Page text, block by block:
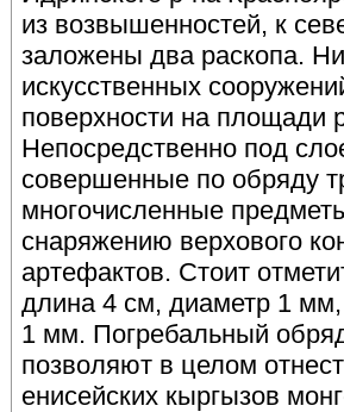
из возвышенностей, к
заложены два раскопа.
искусственных
поверхности на площади
Непосредственно под
совершенные по обряду
многочисленные
снаряжению верхового
артефактов. Стоит
длина 4 см, диаметр 1 мм,
1 мм. Погребальный
позволяют в целом
енисейских кыргызов